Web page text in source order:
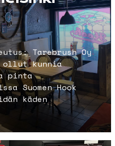
Tarebrush Oy
ollut kunnia
pinta
Suomen Hook
käden